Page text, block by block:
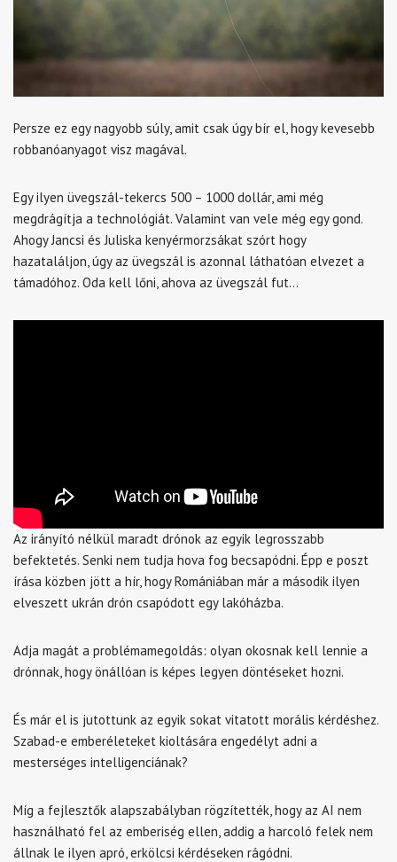
Persze ez egy nagyobb súly, amit csak úgy bír el, hogy kevesebb
robbanóanyagot visz magával.
Egy ilyen üvegszál-tekercs 500 – 1000 dollár, ami még
megdrágítja a technológiát. Valamint van vele még egy gond.
Ahogy Jancsi és Juliska kenyérmorzsákat szórt hogy
hazataláljon, úgy az üvegszál is azonnal láthatóan elvezet a
támadóhoz. Oda kell lőni, ahova az üvegszál fut…
Az irányító nélkül maradt drónok az egyik legrosszabb
befektetés. Senki nem tudja hova fog becsapódni. Épp e poszt
írása közben jött a hír, hogy Romániában már a második ilyen
elveszett ukrán drón csapódott egy lakóházba.
Adja magát a problémamegoldás: olyan okosnak kell lennie a
drónnak, hogy önállóan is képes legyen döntéseket hozni.
És már el is jutottunk az egyik sokat vitatott morális kérdéshez.
Szabad-e emberéleteket kioltására engedélyt adni a
mesterséges intelligenciának?
Míg a fejlesztők alapszabályban rögzítették, hogy az AI nem
használható fel az emberiség ellen, addig a harcoló felek nem
állnak le ilyen apró, erkölcsi kérdéseken rágódni.